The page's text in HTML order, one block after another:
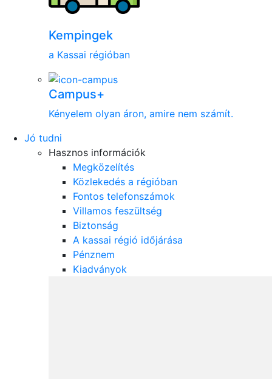
Kempingek
a Kassai régióban
Campus+
Kényelem olyan áron, amire nem számít.
Jó tudni
Hasznos információk
Megközelítés
Közlekedés a régióban
Fontos telefonszámok
Villamos feszültség
Biztonság
A kassai régió időjárása
Pénznem
Kiadványok